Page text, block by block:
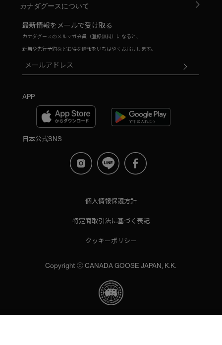
カナダグースについて
最新情報をメールで受け取る
カナダグースのメルマガ会員（登録無料）になると、
新着や先行予約などお得な情報をいちはやくお届けします。
APP
日本公式SNS
個人情報保護方針
特定商取引法に基づく表記
クッキーポリシー
Copyright ⓒ CANADA GOOSE JAPAN, K.K.